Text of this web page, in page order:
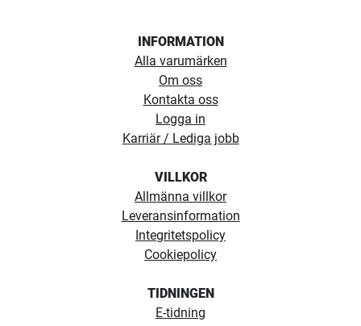
INFORMATION
Alla varumärken
Om oss
Kontakta oss
Logga in
Karriär / Lediga jobb
VILLKOR
Allmänna villkor
Leveransinformation
Integritetspolicy
Cookiepolicy
TIDNINGEN
E-tidning